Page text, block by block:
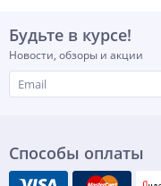
Будьте в курсе!
Новости, обзоры и акции
Способы оплаты